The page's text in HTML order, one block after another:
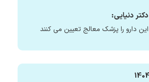
دنیایی:
دارو را پزشک معالج تعیین می کنند